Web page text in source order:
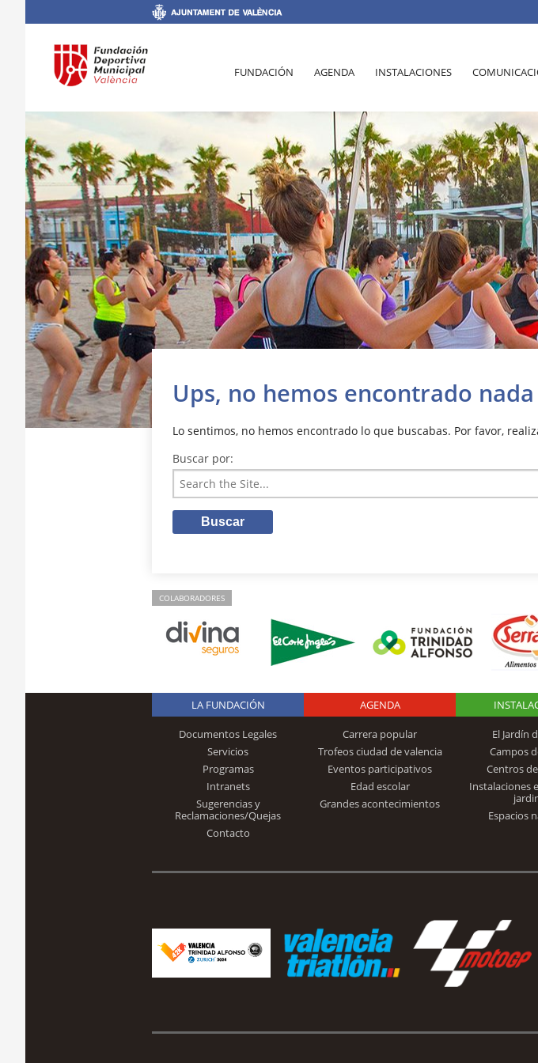
FUNDACIÓN AGENDA INSTALACIONES
Ups, no hemos encontrado nada
Lo sentimos, no hemos encontrado lo que buscabas. Por favor,
Buscar por:
COLABORADORES
Logo Fundación
Trinidad Alfonso
LA FUNDACIÓN
Documentos Legales
Servicios
Programas
Intranets
Sugerencias y
Reclamaciones/Quejas
Contacto
AGENDA
Carrera popular
Trofeos ciudad de valencia
Eventos participativos
Edad escolar
Grandes acontecimientos
El Jardín
Campos
Centros
Instalaciones
Espacios